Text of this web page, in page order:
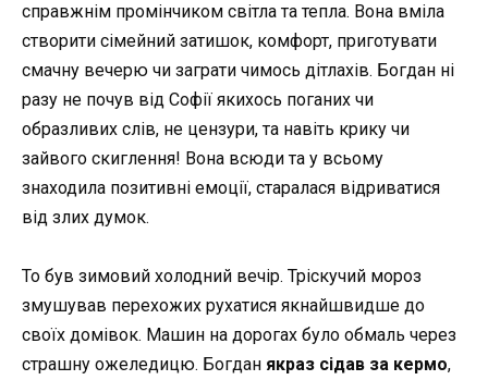
справжнім промінчиком світла та тепла. Вона вміла
створити сімейний затишок, комфорт, приготувати
смачну вечерю чи заграти чимось дітлахів. Богдан ні
разу не почув від Софії якихось поганих чи
образливих слів, не цензури, та навіть крику чи
зайвого скиглення! Вона всюди та у всьому
знаходила позитивні емоції, старалася відриватися
від злих думок.
То був зимовий холодний вечір. Тріскучий мороз
змушував перехожих рухатися якнайшвидше до
своїх домівок. Машин на дорогах було обмаль через
страшну ожеледицю. Богдан якраз сідав за кермо,